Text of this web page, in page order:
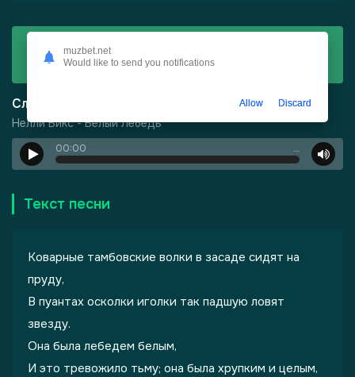
Скачать
Нелли Бикс - Белый Лебедь
Слушать
Нелли Бикс - Белый Лебедь
00:00 …
Текст песни
Коварные тамбовские волки в засаде сидят на
пруду,
В пуантах осколки иголки так падшую ловят
звезду.
Она была лебедем белым,
И это тревожило тьму; она была хрупким и целым,
Шепот, робкое дыхание
muzbet.net
Would like to send you notifications
Allow Discard